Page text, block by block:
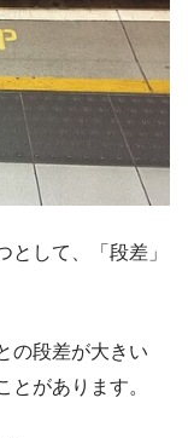
して、「段差」
の段差が大きい
とがあります。